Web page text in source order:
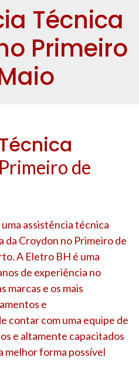
Técnica
Primeiro
Primeiro de
assistência técnica
da Croydon no Primeiro de
A Eletro BH é uma
de experiência no
marcas e os mais
e
contar com uma equipe de
e altamente capacitados
melhor forma possível